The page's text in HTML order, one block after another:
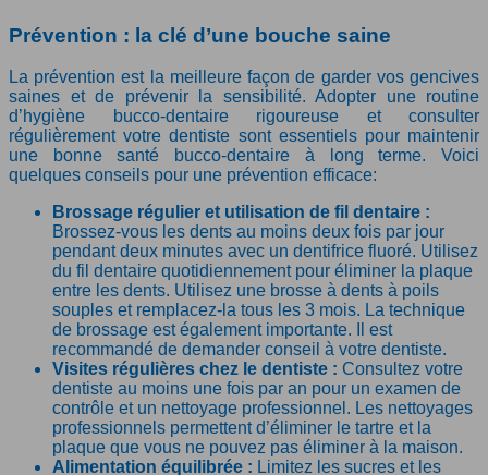
Prévention : la clé d’une bouche saine
La prévention est la meilleure façon de garder vos gencives
saines et de prévenir la sensibilité. Adopter une routine
d’hygiène bucco-dentaire rigoureuse et consulter
régulièrement votre dentiste sont essentiels pour maintenir
une bonne santé bucco-dentaire à long terme. Voici
quelques conseils pour une prévention efficace:
Brossage régulier et utilisation de fil dentaire :
Brossez-vous les dents au moins deux fois par jour
pendant deux minutes avec un dentifrice fluoré. Utilisez
du fil dentaire quotidiennement pour éliminer la plaque
entre les dents. Utilisez une brosse à dents à poils
souples et remplacez-la tous les 3 mois. La technique
de brossage est également importante. Il est
recommandé de demander conseil à votre dentiste.
Visites régulières chez le dentiste : Consultez votre
dentiste au moins une fois par an pour un examen de
contrôle et un nettoyage professionnel. Les nettoyages
professionnels permettent d’éliminer le tartre et la
plaque que vous ne pouvez pas éliminer à la maison.
Alimentation équilibrée : Limitez les sucres et les